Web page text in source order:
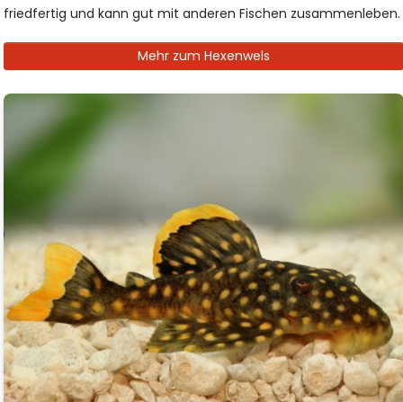
friedfertig und kann gut mit anderen Fischen zusammenleben.
Mehr zum Hexenwels